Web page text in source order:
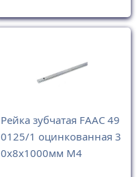
Рейка зубчатая FAAC 49
0125/1 оцинкованная 3
0х8х1000мм М4